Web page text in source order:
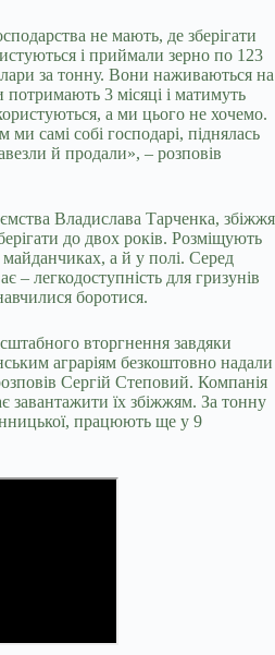
не мають, де зберігати
і приймали зерно по 123
за тонну. Вони наживаються на
3 місяці і матимуть
а ми цього не хочемо.
самі собі господарі, піднялась
й продали», – розповів
Владислава Тарченка, збіжжя
до двох років. Розміщують
а й у полі. Серед
– легкодоступність для гризунів
боротися.
вторгнення завдяки
аграріям безкоштовно надали
Сергій Степовий. Компанія
завантажити їх збіжжям. За тонну
працюють ще у 9